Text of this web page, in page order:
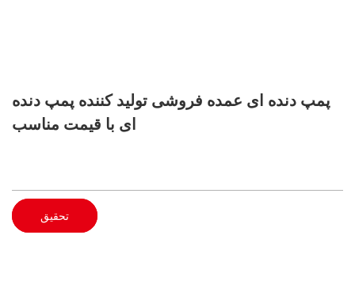
پمپ دنده ای عمده فروشی تولید کننده پمپ دنده
ای با قیمت مناسب
تحقیق